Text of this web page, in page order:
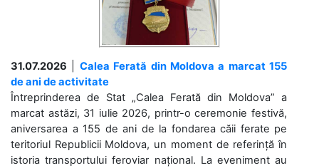
31.07.2026
Calea Ferată din Moldova a marcat 155
de ani de activitate
Întreprinderea de Stat „Calea Ferată din Moldova” a
marcat astăzi, 31 iulie 2026, printr-o ceremonie festivă,
aniversarea a 155 de ani de la fondarea căii ferate pe
teritoriul Republicii Moldova, un moment de referință în
istoria transportului feroviar național. La eveniment au